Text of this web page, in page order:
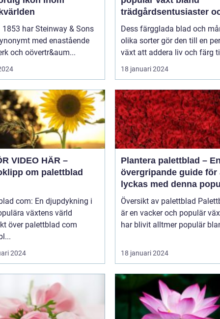
1853 har Steinway & Sons
med enastående
och oövertr&aum...
trädgårdsentusiaster
inom inredning
Dess färgglada blad och
olika sorter gör den till en
växt att addera liv och färg
18 januari 2024
VIDEO HÄR –
om palettblad
com: En djupdykning i
växtens värld
över palettblad com
2024
Plantera palettblad –
övergripande guide för
lyckas med denna
växt
Översikt av palettblad Palettblad
är en vacker och populär
har blivit alltmer populär
18 januari 2024